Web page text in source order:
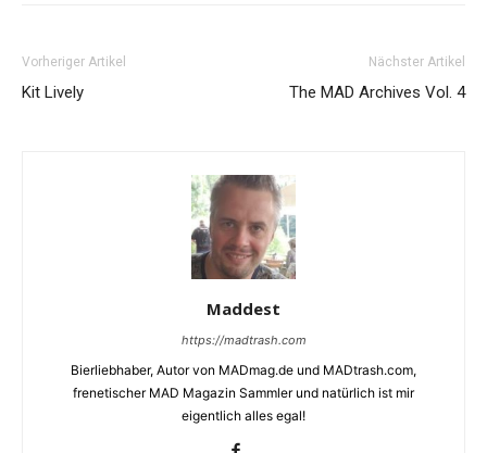
Vorheriger Artikel
Kit Lively
Nächster Artikel
The MAD Archives Vol. 4
Maddest
https://madtrash.com
Bierliebhaber, Autor von MADmag.de und MADtrash.com,
frenetischer MAD Magazin Sammler und natürlich ist mir
eigentlich alles egal!